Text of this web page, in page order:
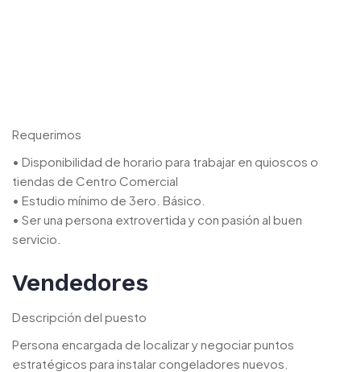
Requerimos
• Disponibilidad de horario para trabajar en quioscos o
tiendas de Centro Comercial
• Estudio mínimo de 3ero. Básico.
• Ser una persona extrovertida y con pasión al buen
servicio.
Vendedores
Descripción del puesto
Persona encargada de localizar y negociar puntos
estratégicos para instalar congeladores nuevos.